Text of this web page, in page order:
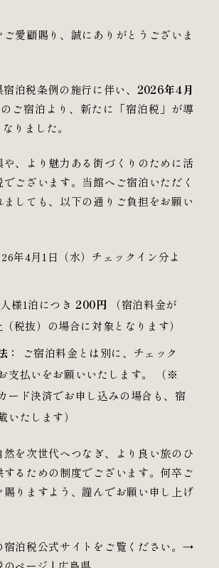
ご愛顧賜り、誠にありがとうございま
泊税条例の施行に伴い、 2026年4月
のご宿泊より、新たに「宿泊税」が導
りました。
や、より魅力ある街づくりのために活
ございます。当館へご宿泊いただく
しても、以下の通りご負担をお願い
年4月1日（水）チェックイン分よ
様1泊につき 200円 （宿泊料金が
税抜）の場合に対象となります）
：
ご宿泊料金とは別に、チェック
支払いをお願いいたします。 （※
ード決済でお申し込みの場合も、宿
いたします）
然を次世代へつなぎ、より良い旅のひ
するための制度でございます。何卒ご
賜りますよう、謹んでお願い申し上げ
宿泊税公式サイトをご覧ください。→